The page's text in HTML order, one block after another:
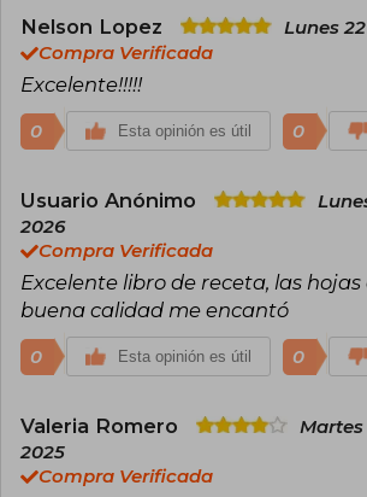
Nelson Lopez
Lunes
Compra Verificada
Excelente!!!!!
0 Esta opinión es útil 0
Usuario Anónimo
2026
Compra Verificada
Excelente libro de receta, las
buena calidad me encantó
0 Esta opinión es útil 0
Valeria Romero
Martes
2025
Compra Verificada